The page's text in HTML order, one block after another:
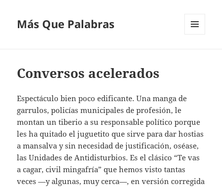
Más Que Palabras
Conversos acelerados
Espectáculo bien poco edificante. Una manga de
garrulos, policías municipales de profesión, le
montan un tiberio a su responsable político porque
les ha quitado el juguetito que sirve para dar hostias
a mansalva y sin necesidad de justificación, oséase,
las Unidades de Antidisturbios. Es el clásico “Te vas
a cagar, civil mingafría” que hemos visto tantas
veces —y algunas, muy cerca—, en versión corregida